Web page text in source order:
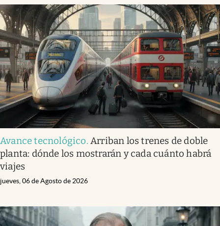
Clase
Clima
Mundial 2026
Eventos Corporativos
El Cronista Studio
Mediakit
abre en nueva pestaña
Argentina
Avance tecnológico.Arriban los trenes de doble
planta: dónde los mostrarán y cada cuánto habrá
viajes
jueves, 06 de Agosto de 2026